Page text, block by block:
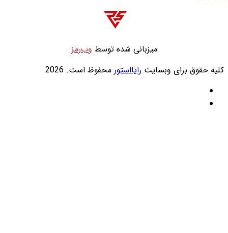
میزبانی شده توسطوب‌رمز
حقوق برای وبسایترایااستورمحفوظ است. 2026
ایکس
خوراک